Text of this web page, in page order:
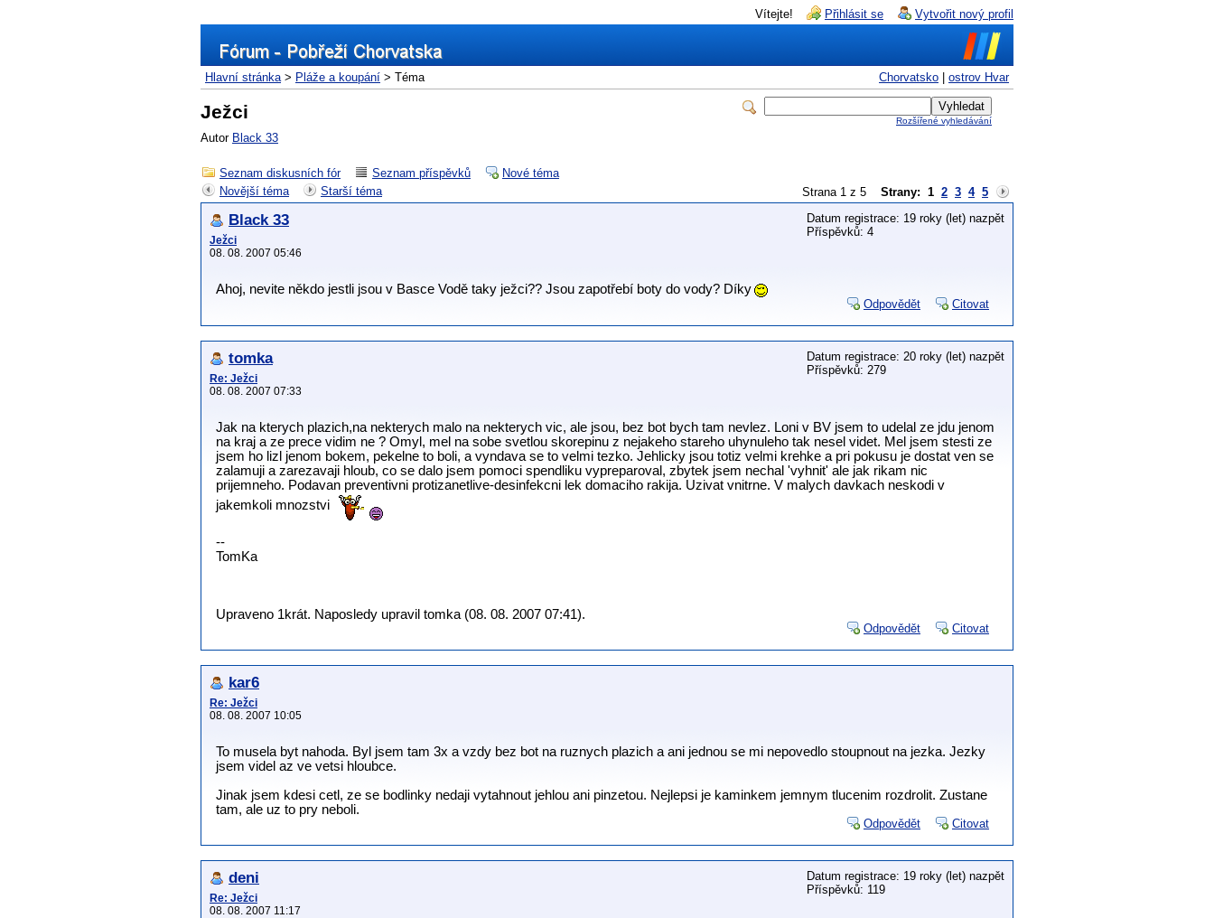
Vítejte! Přihlásit se Vytvořit nový profil
Chorvatsko ostrov Hvar
Hlavní stránka> Pláže a koupání > Téma
Rozšířené vyhledávání
Ježci
Autor Black 33
Seznam diskusních fór Seznam příspěvků
Nové téma
Strana 1 z 5 Strany: 1 2 3 4 5
Novější téma Starší téma
Black 33
Ježci
08. 08. 2007 05:46
Datum registrace: 19 roky (let) nazpět
Příspěvků: 4
Ahoj, nevite někdo jestli jsou v Basce Vodě taky ježci?? Jsou zapotřebí boty do vody? Díky
Odpovědět Citovat
tomka
Re: Ježci
08. 08. 2007 07:33
Datum registrace: 20 roky (let) nazpět
Příspěvků: 279
Jak na kterych plazich,na nekterych malo na nekterych vic, ale jsou, bez bot bych tam nevlez. Loni v BV jsem to udelal ze jdu jenom
na kraj a ze prece vidim ne ? Omyl, mel na sobe svetlou skorepinu z nejakeho stareho uhynuleho tak nesel videt. Mel jsem stesti ze
jsem ho lizl jenom bokem, pekelne to boli, a vyndava se to velmi tezko. Jehlicky jsou totiz velmi krehke a pri pokusu je dostat ven se
zalamuji a zarezavaji hloub, co se dalo jsem pomoci spendliku vypreparoval, zbytek jsem nechal 'vyhnit' ale jak rikam nic
prijemneho. Podavan preventivni protizanetlive-desinfekcni lek domaciho rakija. Uzivat vnitrne. V malych davkach neskodi v
jakemkoli mnozstvi
--
TomKa
Upraveno 1krát. Naposledy upravil tomka (08. 08. 2007 07:41).
Odpovědět Citovat
kar6
Re: Ježci
08. 08. 2007 10:05
To musela byt nahoda. Byl jsem tam 3x a vzdy bez bot na ruznych plazich a ani jednou se mi nepovedlo stoupnout na jezka. Jezky
jsem videl az ve vetsi hloubce.
Jinak jsem kdesi cetl, ze se bodlinky nedaji vytahnout jehlou ani pinzetou. Nejlepsi je kaminkem jemnym tlucenim rozdrolit. Zustane
tam, ale uz to pry neboli.
Odpovědět Citovat
deni
Re: Ježci
08. 08. 2007 11:17
Datum registrace: 19 roky (let) nazpět
Příspěvků: 119